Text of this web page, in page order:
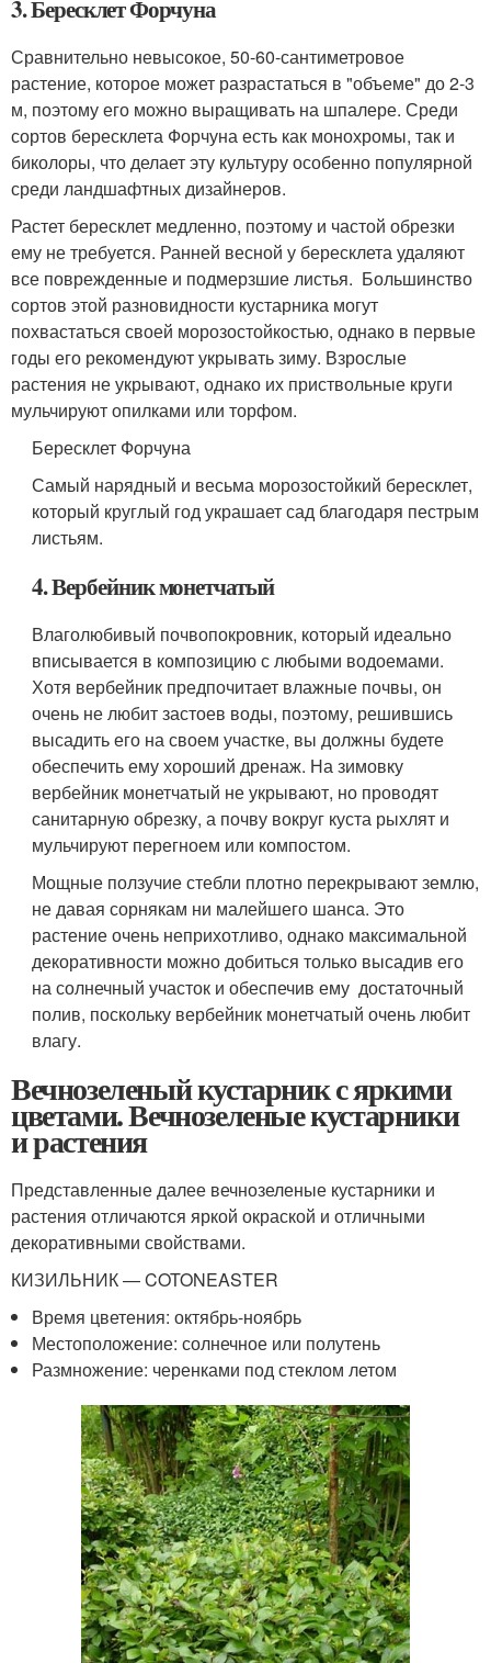
3. Бересклет Форчуна
Сравнительно невысокое, 50-60-сантиметровое
растение, которое может разрастаться в "объеме" до 2-3
м, поэтому его можно выращивать на шпалере. Среди
сортов бересклета Форчуна есть как монохромы, так и
биколоры, что делает эту культуру особенно популярной
среди ландшафтных дизайнеров.
Растет бересклет медленно, поэтому и частой обрезки
ему не требуется. Ранней весной у бересклета удаляют
все поврежденные и подмерзшие листья. Большинство
сортов этой разновидности кустарника могут
похвастаться своей морозостойкостью, однако в первые
годы его рекомендуют укрывать зиму. Взрослые
растения не укрывают, однако их приствольные круги
мульчируют опилками или торфом.
Бересклет Форчуна
Самый нарядный и весьма морозостойкий бересклет,
который круглый год украшает сад благодаря пестрым
листьям.
4. Вербейник монетчатый
Влаголюбивый почвопокровник, который идеально
вписывается в композицию с любыми водоемами.
Хотя вербейник предпочитает влажные почвы, он
очень не любит застоев воды, поэтому, решившись
высадить его на своем участке, вы должны будете
обеспечить ему хороший дренаж. На зимовку
вербейник монетчатый не укрывают, но проводят
санитарную обрезку, а почву вокруг куста рыхлят и
мульчируют перегноем или компостом.
Мощные ползучие стебли плотно перекрывают землю,
не давая сорнякам ни малейшего шанса. Это
растение очень неприхотливо, однако максимальной
декоративности можно добиться только высадив его
на солнечный участок и обеспечив ему достаточный
полив, поскольку вербейник монетчатый очень любит
влагу.
Вечнозеленый кустарник с яркими
цветами. Вечнозеленые кустарники
и растения
Представленные далее вечнозеленые кустарники и
растения отличаются яркой окраской и отличными
декоративными свойствами.
КИЗИЛЬНИК — COTONEASTER
Время цветения: октябрь-ноябрь
Местоположение: солнечное или полутень
Размножение: черенками под стеклом летом